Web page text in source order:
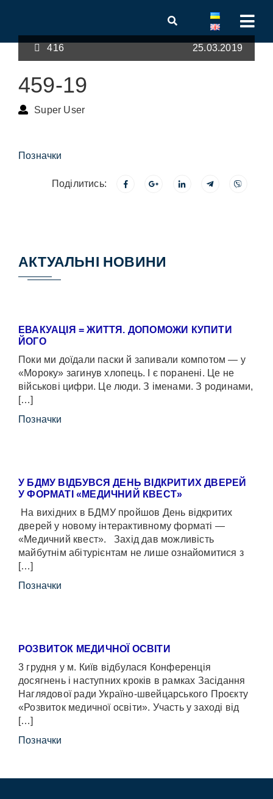
416 25.03.2019
459-19
Super User
Позначки
Поділитись:
АКТУАЛЬНІ НОВИНИ
ЕВАКУАЦІЯ = ЖИТТЯ. ДОПОМОЖИ КУПИТИ
ЙОГО
Поки ми доїдали паски й запивали компотом — у
«Мороку» загинув хлопець. І є поранені. Це не
військові цифри. Це люди. З іменами. З родинами,
[…]
Позначки
У БДМУ ВІДБУВСЯ ДЕНЬ ВІДКРИТИХ ДВЕРЕЙ
У ФОРМАТІ «МЕДИЧНИЙ КВЕСТ»
На вихідних в БДМУ пройшов День відкритих
дверей у новому інтерактивному форматі —
«Медичний квест». Захід дав можливість
майбутнім абітурієнтам не лише ознайомитися з
[…]
Позначки
РОЗВИТОК МЕДИЧНОЇ ОСВІТИ
3 грудня у м. Київ відбулася Конференція
досягнень і наступних кроків в рамках Засідання
Наглядової ради Україно-швейцарського Проєкту
«Розвиток медичної освіти». Участь у заході від
[…]
Позначки